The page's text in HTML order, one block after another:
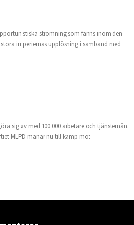
strömning som fanns inom den
imperiernas upplösning i samband med
sig av med 100 000 arbetare och tjänstemän.
MLPD manar nu till kamp mot